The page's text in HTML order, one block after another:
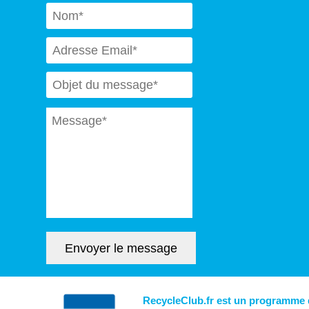
Email *
Subject *
Message *
Envoyer le message
RecycleClub.fr est un